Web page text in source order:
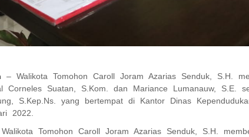
– Walikota Tomohon Caroll Joram Azarias Senduk, S.H.
Corneles Suatan, S.Kom. dan Mariance Lumanauw, S.E.
S.Kep.Ns. yang bertempat di Kantor Dinas
2022.
Tomohon Caroll Joram Azarias Senduk, S.H.